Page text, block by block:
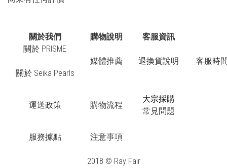
關於我們 購物說明
客服資訊
關於 PRISME
關於 Seika Pearls
媒體推薦 退換貨說明 客服時
運送政策 購物流程
大宗採購
常見問題
服務據點 注意事項
2018 © Ray Fair